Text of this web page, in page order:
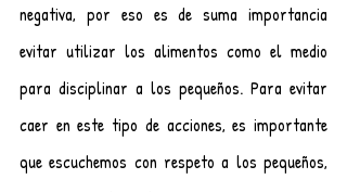
negativa, por eso es de suma importancia
evitar utilizar los alimentos como el medio
para disciplinar a los pequeños. Para evitar
caer en este tipo de acciones, es importante
que escuchemos con respeto a los pequeños,